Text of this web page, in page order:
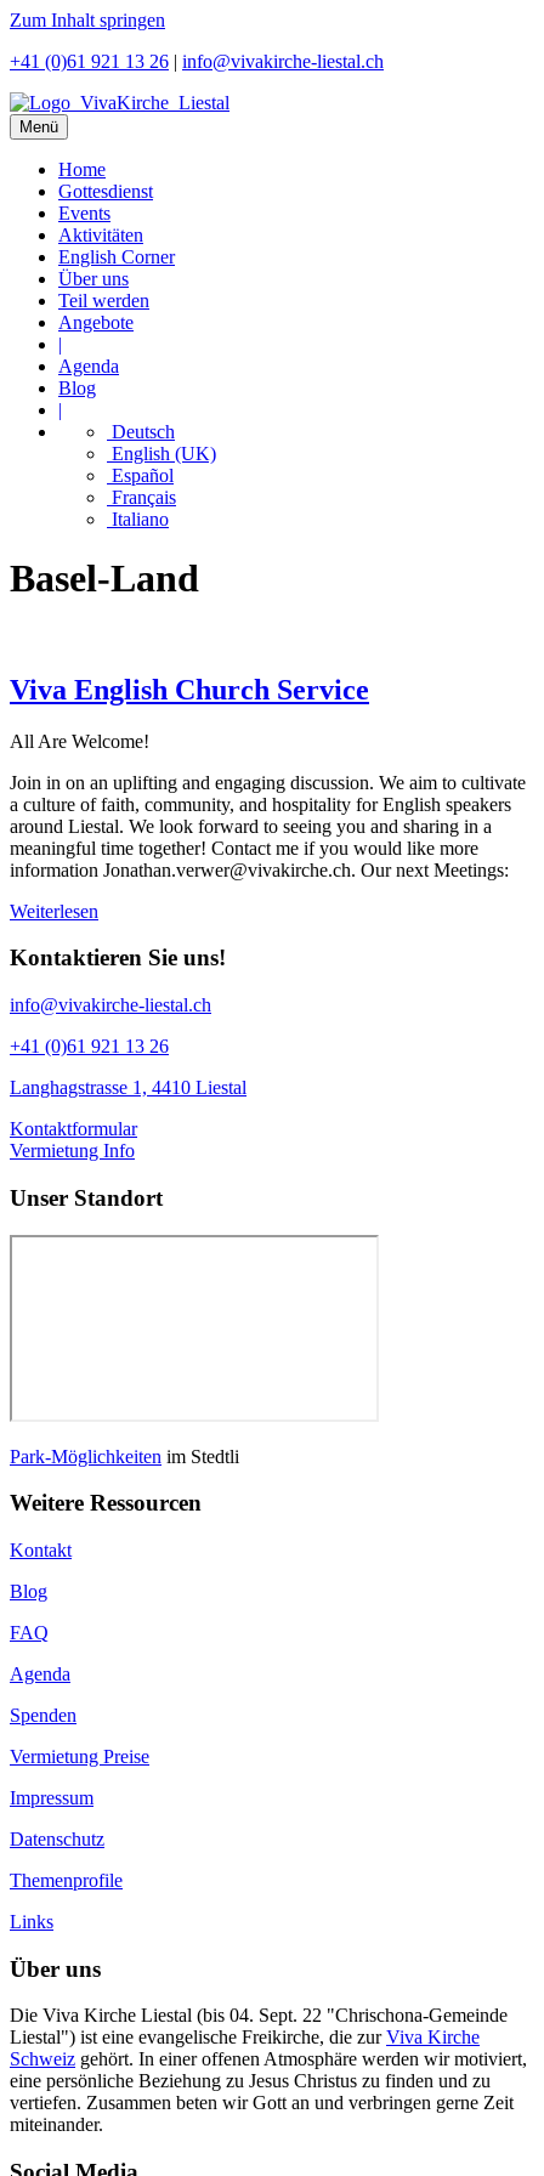
Zum Inhalt springen
+41 (0)61 921 13 26 | info@vivakirche-liestal.ch
Menü
Home
Gottesdienst
Events
Aktivitäten
English Corner
Über uns
Teil werden
Angebote
|
Agenda
Blog
|
Deutsch
English (UK)
Español
Français
Italiano
Basel-Land
Viva English Church Service
All Are Welcome!
Join in on an uplifting and engaging discussion. We aim to cultivate
a culture of faith, community, and hospitality for English speakers
around Liestal. We look forward to seeing you and sharing in a
meaningful time together! Contact me if you would like more
information Jonathan.verwer@vivakirche.ch. Our next Meetings:
Weiterlesen
Kontaktieren Sie uns!
info@vivakirche-liestal.ch
+41 (0)61 921 13 26
Langhagstrasse 1, 4410 Liestal
Kontaktformular
Vermietung Info
Unser Standort
Park-Möglichkeiten im Stedtli
Weitere Ressourcen
Kontakt
Blog
FAQ
Agenda
Spenden
Vermietung Preise
Impressum
Datenschutz
Themenprofile
Links
Über uns
Die Viva Kirche Liestal (bis 04. Sept. 22 "Chrischona-Gemeinde
Liestal") ist eine evangelische Freikirche, die zurViva Kirche
Schweiz gehört. In einer offenen Atmosphäre werden wir motiviert,
eine persönliche Beziehung zu Jesus Christus zu finden und zu
vertiefen. Zusammen beten wir Gott an und verbringen gerne Zeit
miteinander.